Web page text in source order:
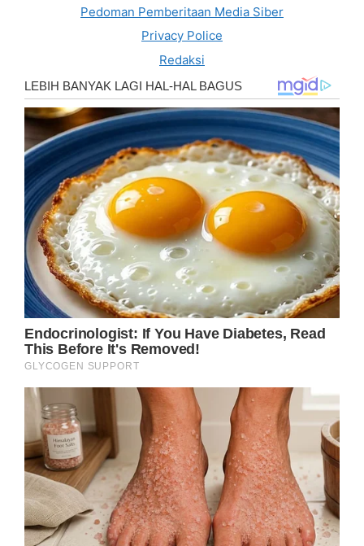
Pedoman Pemberitaan Media Siber
Privacy Police
Redaksi